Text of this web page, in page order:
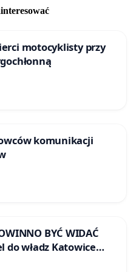
motocyklisty przy
komunikacji
BYĆ WIDAĆ
do władz Katowice
programu HIDDEN